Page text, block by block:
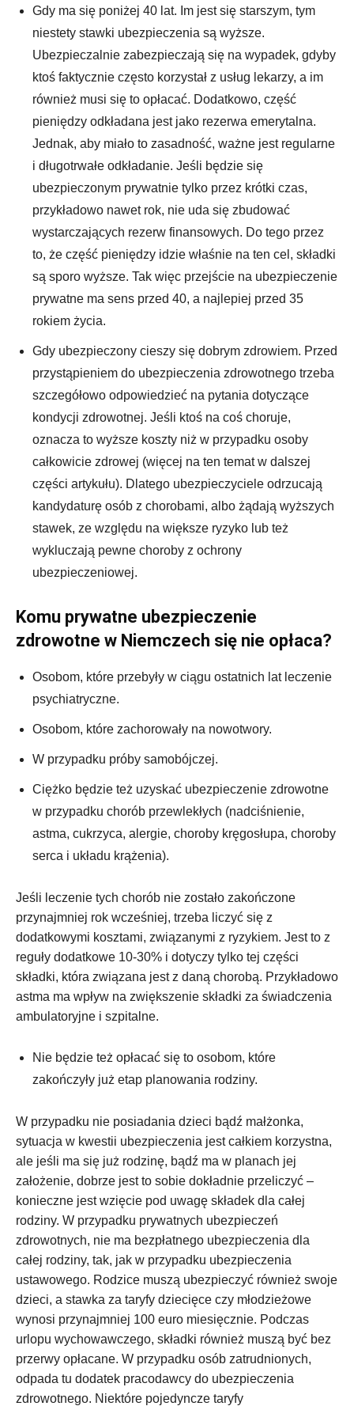
Gdy ma się poniżej 40 lat. Im jest się starszym, tym
niestety stawki ubezpieczenia są wyższe.
Ubezpieczalnie zabezpieczają się na wypadek, gdyby
ktoś faktycznie często korzystał z usług lekarzy, a im
również musi się to opłacać. Dodatkowo, część
pieniędzy odkładana jest jako rezerwa emerytalna.
Jednak, aby miało to zasadność, ważne jest regularne
i długotrwałe odkładanie. Jeśli będzie się
ubezpieczonym prywatnie tylko przez krótki czas,
przykładowo nawet rok, nie uda się zbudować
wystarczających rezerw finansowych. Do tego przez
to, że część pieniędzy idzie właśnie na ten cel, składki
są sporo wyższe. Tak więc przejście na ubezpieczenie
prywatne ma sens przed 40, a najlepiej przed 35
rokiem życia.
Gdy ubezpieczony cieszy się dobrym zdrowiem. Przed
przystąpieniem do ubezpieczenia zdrowotnego trzeba
szczegółowo odpowiedzieć na pytania dotyczące
kondycji zdrowotnej. Jeśli ktoś na coś choruje,
oznacza to wyższe koszty niż w przypadku osoby
całkowicie zdrowej (więcej na ten temat w dalszej
części artykułu). Dlatego ubezpieczyciele odrzucają
kandydaturę osób z chorobami, albo żądają wyższych
stawek, ze względu na większe ryzyko lub też
wykluczają pewne choroby z ochrony
ubezpieczeniowej.
Komu prywatne ubezpieczenie
zdrowotne w Niemczech się nie opłaca?
Osobom, które przebyły w ciągu ostatnich lat leczenie
psychiatryczne.
Osobom, które zachorowały na nowotwory.
W przypadku próby samobójczej.
Ciężko będzie też uzyskać ubezpieczenie zdrowotne
w przypadku chorób przewlekłych (nadciśnienie,
astma, cukrzyca, alergie, choroby kręgosłupa, choroby
serca i układu krążenia).
Jeśli leczenie tych chorób nie zostało zakończone
przynajmniej rok wcześniej, trzeba liczyć się z
dodatkowymi kosztami, związanymi z ryzykiem. Jest to z
reguły dodatkowe 10-30% i dotyczy tylko tej części
składki, która związana jest z daną chorobą. Przykładowo
astma ma wpływ na zwiększenie składki za świadczenia
ambulatoryjne i szpitalne.
Nie będzie też opłacać się to osobom, które
zakończyły już etap planowania rodziny.
W przypadku nie posiadania dzieci bądź małżonka,
sytuacja w kwestii ubezpieczenia jest całkiem korzystna,
ale jeśli ma się już rodzinę, bądź ma w planach jej
założenie, dobrze jest to sobie dokładnie przeliczyć –
konieczne jest wzięcie pod uwagę składek dla całej
rodziny. W przypadku prywatnych ubezpieczeń
zdrowotnych, nie ma bezpłatnego ubezpieczenia dla
całej rodziny, tak, jak w przypadku ubezpieczenia
ustawowego. Rodzice muszą ubezpieczyć również swoje
dzieci, a stawka za taryfy dziecięce czy młodzieżowe
wynosi przynajmniej 100 euro miesięcznie. Podczas
urlopu wychowawczego, składki również muszą być bez
przerwy opłacane. W przypadku osób zatrudnionych,
odpada tu dodatek pracodawcy do ubezpieczenia
zdrowotnego. Niektóre pojedyncze taryfy